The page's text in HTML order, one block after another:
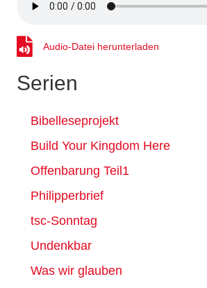
Audio-Datei herunterladen
Audio-Datei herunterladen
Serien
Bibelleseprojekt
Build Your Kingdom Here
Offenbarung Teil1
Philipperbrief
tsc-Sonntag
Undenkbar
Was wir glauben